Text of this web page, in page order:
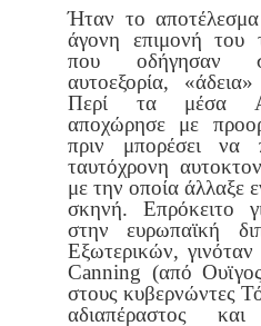
Ήταν το
άγονη επιμονή του
που οδήγησαν
αυτοεξορία,
Περί τα μέσα
αποχώρησε με προ
πριν μπορέσει να
ταυτόχρονη
με την οποία άλλαξε
σκηνή. Επρόκειτο
στην ευρωπαϊκή
Εξωτερικών,
Canning (από Ουϊ
στους κυβερνώντες
αδιαπέραστος